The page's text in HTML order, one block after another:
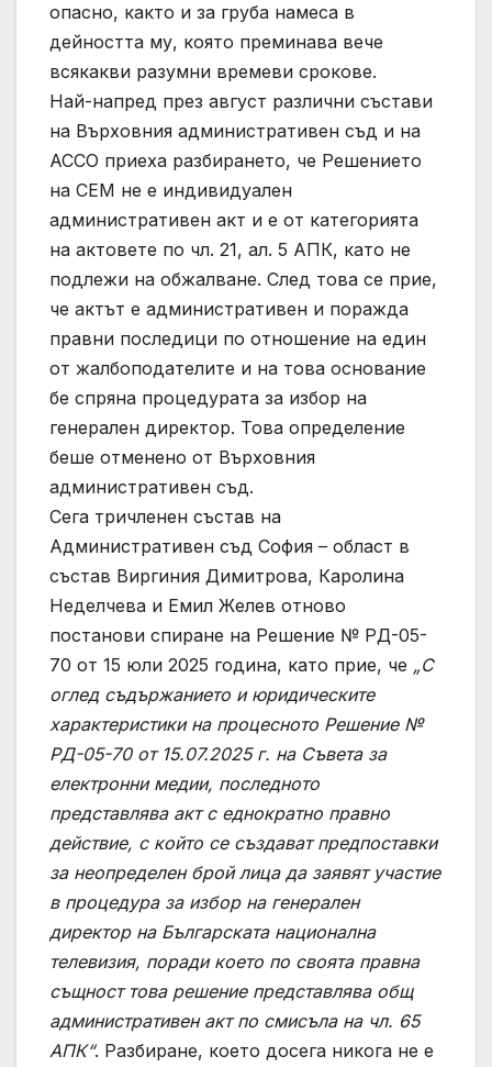
опасно, както и за груба намеса в
дейността му, която преминава вече
всякакви разумни времеви срокове.
Най-напред през август различни състави
на Върховния административен съд и на
АССО приеха разбирането, че Решението
на СЕМ не е индивидуален
административен акт и е от категорията
на актовете по чл. 21, ал. 5 АПК, като не
подлежи на обжалване. След това се прие,
че актът е административен и поражда
правни последици по отношение на един
от жалбоподателите и на това основание
бе спряна процедурата за избор на
генерален директор. Това определение
беше отменено от Върховния
административен съд.
Сега тричленен състав на
Административен съд София – област в
състав Виргиния Димитрова, Каролина
Неделчева и Емил Желев отново
постанови спиране на Решение № РД-05-
70 от 15 юли 2025 година, като прие, че „С
оглед съдържанието и юридическите
характеристики на процесното Решение №
РД-05-70 от 15.07.2025 г. на Съвета за
електронни медии, последното
представлява акт с еднократно правно
действие, с който се създават предпоставки
за неопределен брой лица да заявят участие
в процедура за избор на генерален
директор на Българската национална
телевизия, поради което по своята правна
същност това решение представлява общ
административен акт по смисъла на чл. 65
АПК“. Разбиране, което досега никога не е